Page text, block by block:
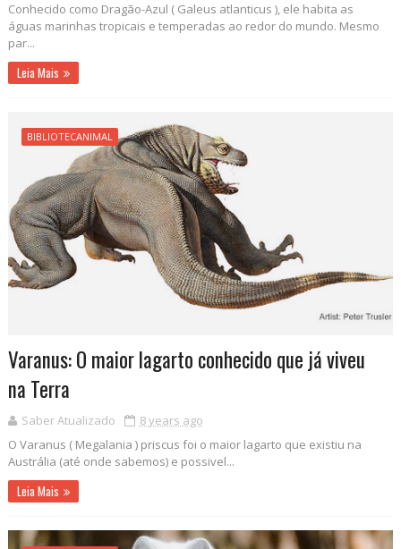
Conhecido como Dragão-Azul ( Galeus atlanticus ), ele habita as
águas marinhas tropicais e temperadas ao redor do mundo. Mesmo
par...
Leia Mais
BIBLIOTECANIMAL
Varanus: O maior lagarto conhecido que já viveu
na Terra
Saber Atualizado
8 years ago
O Varanus ( Megalania ) priscus foi o maior lagarto que existiu na
Austrália (até onde sabemos) e possivel...
Leia Mais